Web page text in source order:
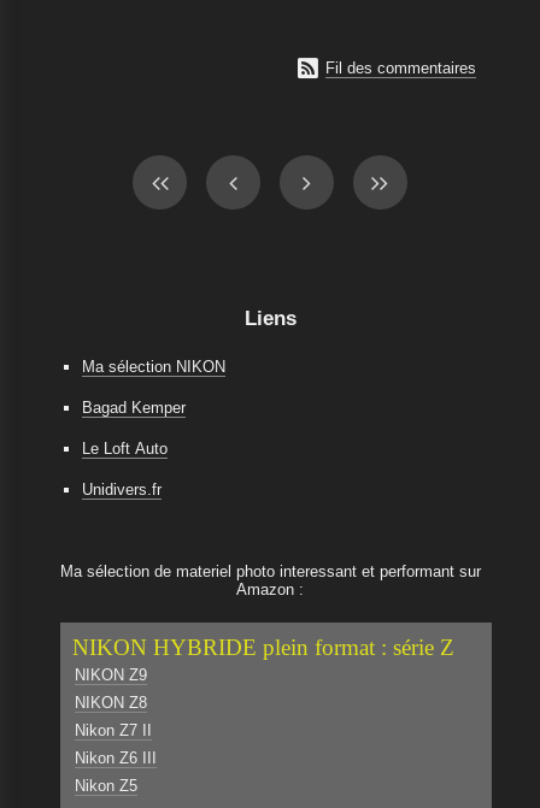
 Fil des commentaires
Liens
Ma sélection NIKON
Bagad Kemper
Le Loft Auto
Unidivers.fr
Ma sélection de materiel photo interessant et performant sur
Amazon :
NIKON HYBRIDE plein format : série Z
NIKON Z9
NIKON Z8
Nikon Z7 II
Nikon Z6 III
Nikon Z5